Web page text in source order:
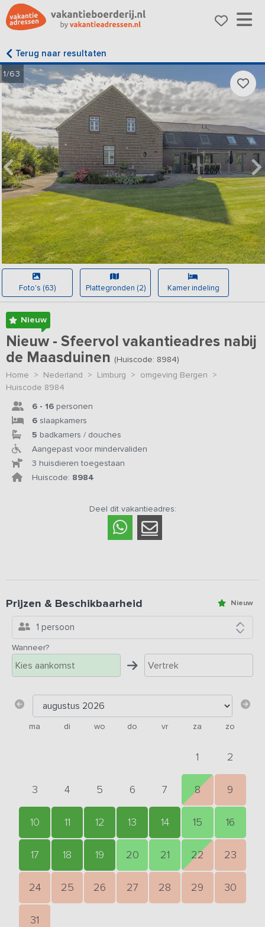
Terug naar resultaten
1/63
Foto's (63) Plattegronden (2) Kamer indeling
Nieuw
Nieuw - Sfeervol vakantieadres nabij
de Maasduinen (Huiscode: 8984)
Home > Nederland > Limburg > omgeving Bergen >
Huiscode 8984
6 - 16 personen
6 slaapkamers
5 badkamers / douches
Aangepast voor mindervaliden
3 huisdieren toegestaan
Huiscode: 8984
Deel dit vakantieadres:
Nieuw
Prijzen & Beschikbaarheid
1 persoon
Wanneer?
ma di wo do vr za zo
1 2
3 4 5 6 7 8 9
10 11 12 13 14 15 16
17 18 19 20 21 22 23
24 25 26 27 28 29 30
31